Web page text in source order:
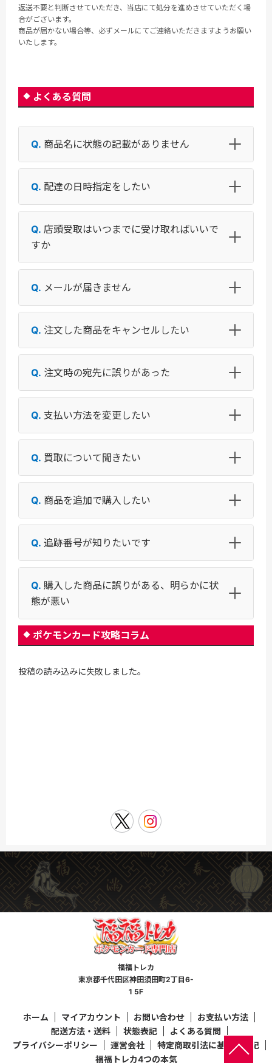
返送不要と判断させていただき、当店にて処分を進めさせていただく場
合がございます。
商品が届かない場合等、必ずメールにてご連絡いただきますようお願い
いたします。
よくある質問
商品名に状態の記載がありません
配達の日時指定をしたい
店頭受取はいつまでに受け取ればいいで
すか
メールが届きません
注文した商品をキャンセルしたい
注文時の宛先に誤りがあった
支払い方法を変更したい
買取について聞きたい
商品を追加で購入したい
追跡番号が知りたいです
購入した商品に誤りがある、明らかに状
態が悪い
ポケモンカード攻略コラム
投稿の読み込みに失敗しました。
福福トレカ
東京都千代田区神田須田町2丁目6-
1 5F
ホーム マイアカウント お問い合わせ
お支払い方法
配送方法・送料
状態表記
よくある質問
プライバシーポリシー
運営会社
特定商取引法に基づく表記
福福トレカ4つの本気